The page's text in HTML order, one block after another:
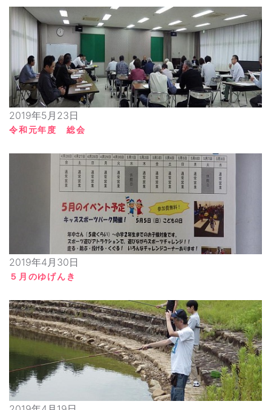
2019年5月23日
令和元年度 総会
2019年4月30日
５月のゆげんき